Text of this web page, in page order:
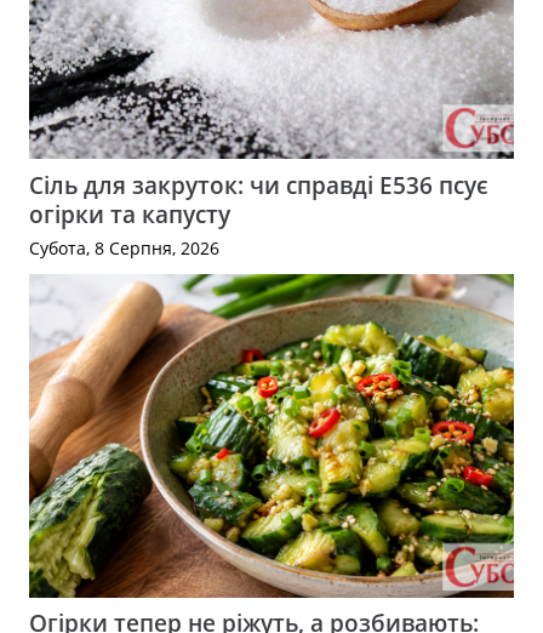
Сіль для закруток: чи справді Е536 псує
огірки та капусту
Субота, 8 Серпня, 2026
Огірки тепер не ріжуть, а розбивають: